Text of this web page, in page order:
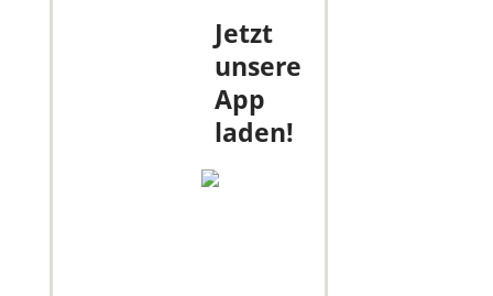
Jetzt
unsere
App
laden!